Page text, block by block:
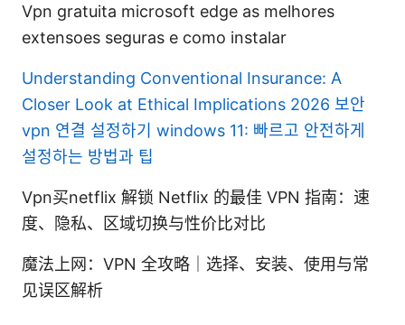
Vpn gratuita microsoft edge as melhores
extensoes seguras e como instalar
Understanding Conventional Insurance: A
Closer Look at Ethical Implications 2026 보안
vpn 연결 설정하기 windows 11: 빠르고 안전하게
설정하는 방법과 팁
Vpn买netflix 解锁 Netflix 的最佳 VPN 指南：速
度、隐私、区域切换与性价比对比
魔法上网：VPN 全攻略｜选择、安装、使用与常
见误区解析